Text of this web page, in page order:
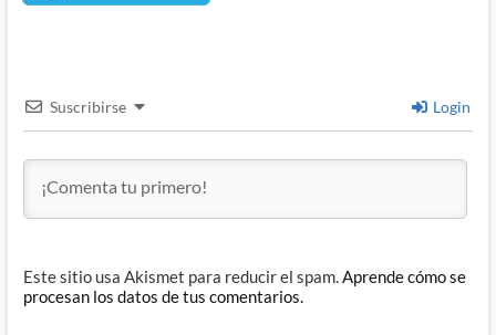
Suscribirse Login
Este sitio usa Akismet para reducir el spam.Aprende cómo se
procesan los datos de tus comentarios.